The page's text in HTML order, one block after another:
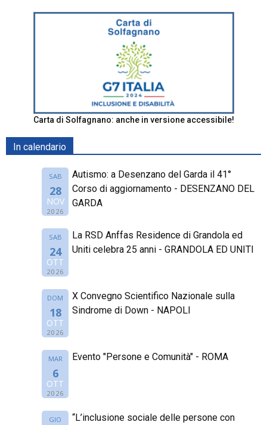
Carta di Solfagnano: anche in versione accessibile!
In calendario
SAB
28
NOV
2026
Autismo: a Desenzano del Garda il 41°
Corso di aggiornamento - DESENZANO DEL
GARDA
SAB
24
OTT
2026
La RSD Anffas Residence di Grandola ed
Uniti celebra 25 anni - GRANDOLA ED UNITI
DOM
18
OTT
2026
X Convegno Scientifico Nazionale sulla
Sindrome di Down - NAPOLI
MAR
6
OTT
2026
Evento "Persone e Comunità" - ROMA
GIO
“L’inclusione sociale delle persone con